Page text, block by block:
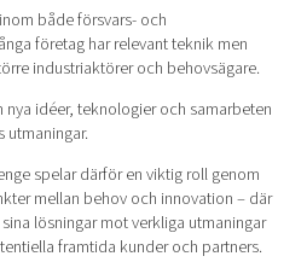
både försvars- och
företag har relevant teknik men
industriaktörer och behovsägare.
idéer, teknologier och samarbeten
spelar därför en viktig roll genom
mellan behov och innovation – där
lösningar mot verkliga utmaningar
framtida kunder och partners.